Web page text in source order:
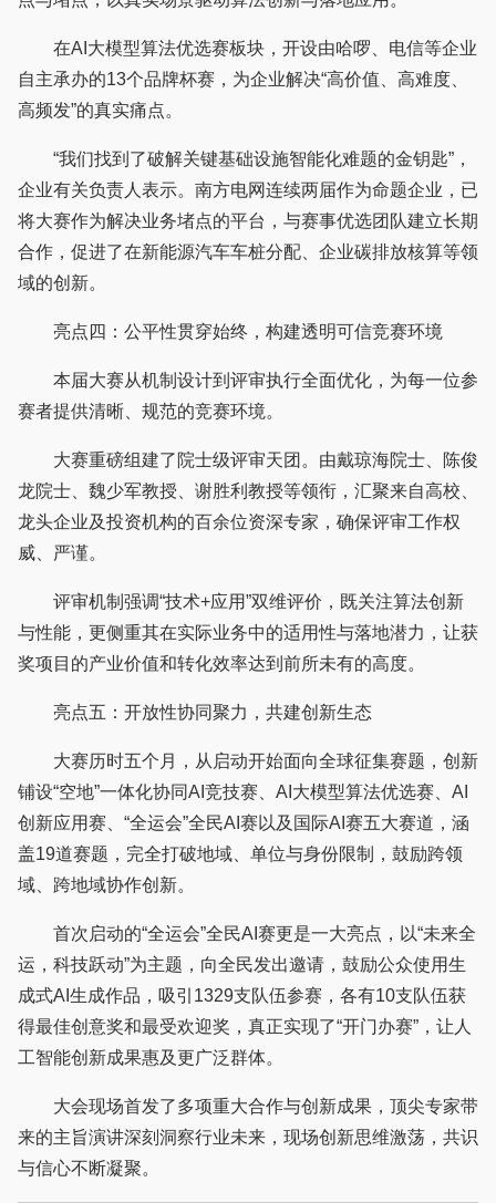
在AI大模型算法优选赛板块，开设由哈啰、电信等企业
自主承办的13个品牌杯赛，为企业解决“高价值、高难度、
高频发”的真实痛点。
“我们找到了破解关键基础设施智能化难题的金钥匙”，
企业有关负责人表示。南方电网连续两届作为命题企业，已
将大赛作为解决业务堵点的平台，与赛事优选团队建立长期
合作，促进了在新能源汽车车桩分配、企业碳排放核算等领
域的创新。
亮点四：公平性贯穿始终，构建透明可信竞赛环境
本届大赛从机制设计到评审执行全面优化，为每一位参
赛者提供清晰、规范的竞赛环境。
大赛重磅组建了院士级评审天团。由戴琼海院士、陈俊
龙院士、魏少军教授、谢胜利教授等领衔，汇聚来自高校、
龙头企业及投资机构的百余位资深专家，确保评审工作权
威、严谨。
评审机制强调“技术+应用”双维评价，既关注算法创新
与性能，更侧重其在实际业务中的适用性与落地潜力，让获
奖项目的产业价值和转化效率达到前所未有的高度。
亮点五：开放性协同聚力，共建创新生态
大赛历时五个月，从启动开始面向全球征集赛题，创新
铺设“空地”一体化协同AI竞技赛、AI大模型算法优选赛、AI
创新应用赛、“全运会”全民AI赛以及国际AI赛五大赛道，涵
盖19道赛题，完全打破地域、单位与身份限制，鼓励跨领
域、跨地域协作创新。
首次启动的“全运会”全民AI赛更是一大亮点，以“未来全
运，科技跃动”为主题，向全民发出邀请，鼓励公众使用生
成式AI生成作品，吸引1329支队伍参赛，各有10支队伍获
得最佳创意奖和最受欢迎奖，真正实现了“开门办赛”，让人
工智能创新成果惠及更广泛群体。
大会现场首发了多项重大合作与创新成果，顶尖专家带
来的主旨演讲深刻洞察行业未来，现场创新思维激荡，共识
与信心不断凝聚。